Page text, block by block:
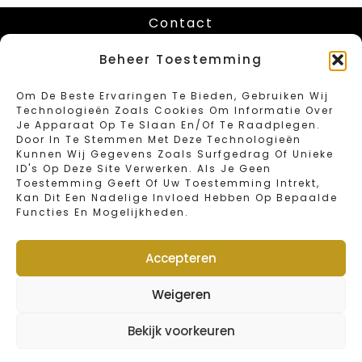
Beheer Toestemming
Om De Beste Ervaringen Te Bieden, Gebruiken Wij
Technologieën Zoals Cookies Om Informatie Over
Je Apparaat Op Te Slaan En/of Te Raadplegen.
Door In Te Stemmen Met Deze Technologieën
Kunnen Wij Gegevens Zoals Surfgedrag Of Unieke
ID's Op Deze Site Verwerken. Als Je Geen
Toestemming Geeft Of Uw Toestemming Intrekt,
Kan Dit Een Nadelige Invloed Hebben Op Bepaalde
Functies En Mogelijkheden.
Accepteren
Weigeren
Bekijk voorkeuren
Contact
Chaussée de Louvain 416
B-1030 Schaerbeek – Bruxelles
Fax: 02/734.46.40
Email: info@sweetbakeryvandender.com
Heures D 'ouverture
Lundi : Fermé
Mardi – Vendredi : 6:00 – 19:00
Dimanche et jours fériés : 6:00 – 15:00
Jour de fermeture annuelle : 1 et 2 janvier
Webshop